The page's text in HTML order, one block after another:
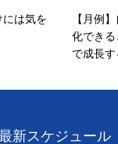
には気を
【月例
化できる
で成長す
新スケジュール